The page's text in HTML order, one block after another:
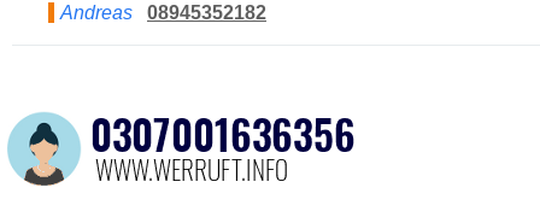
Andreas
08945352182